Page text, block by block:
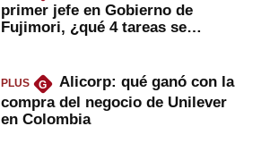
primer jefe en Gobierno de
Fujimori, ¿qué 4 tareas se
PLUS G
Alicorp: qué ganó con la
compra del negocio de Unilever
en Colombia